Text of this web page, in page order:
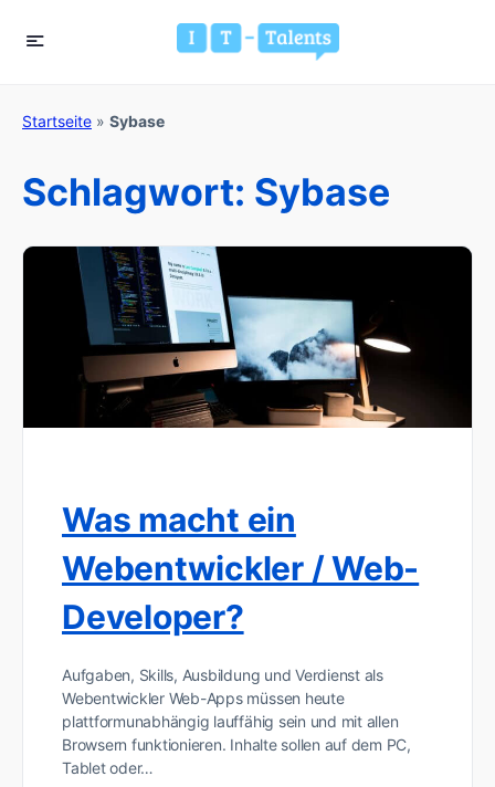
Startseite » Sybase
Schlagwort: Sybase
Was macht ein
Webentwickler / Web-
Developer?
Aufgaben, Skills, Ausbildung und Verdienst als
Webentwickler Web-Apps müssen heute
plattformunabhängig lauffähig sein und mit allen
Browsern funktionieren. Inhalte sollen auf dem PC,
Tablet oder…